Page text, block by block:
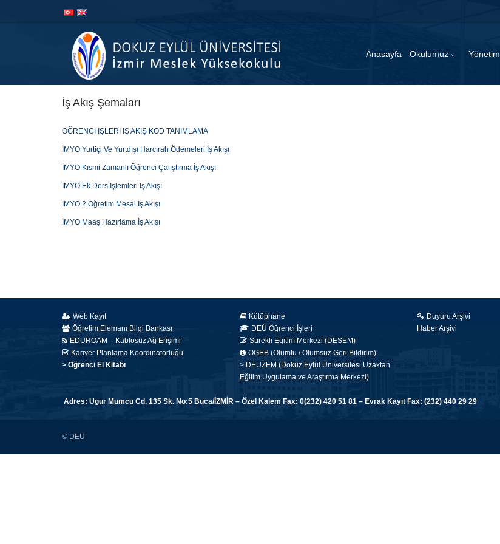
Anasayfa Okulumuz Yönetim
İş Akış Şemaları
ÖĞRENCİ İŞLERİ İŞ AKIŞ KOD TANIMLAMA
İMYO Yurtiçi Ve Yurtdışı Harcırah Ödemeleri İş Akışı
İMYO Kısmi Zamanlı Öğrenci Çalıştırma İş Akışı
İMYO Ek Ders İşlemleri İş Akışı
İMYO 2.Öğretim Mesai İş Akışı
İMYO Maaş Hazırlama İş Akışı
Web Kayıt
Öğretim Elemanı Bilgi Bankası
EDUROAM – Kablosuz Ağ Erişimi
Kariyer Planlama Koordinatörlüğü
> Öğrenci El Kitabı
Kütüphane
DEÜ Öğrenci İşleri
Sürekli Eğitim Merkezi (DESEM)
OGEB (Olumlu / Olumsuz Geri Bildirim)
> DEUZEM (Dokuz Eylül Üniversitesi Uzaktan
Eğitim Uygulama ve Araştırma Merkezi)
Duyuru Arşivi
Haber Arşivi
Adres: Ugur Mumcu Cd. 135 Sk. No:5 Buca/İZMİR – Özel Kalem Fax: 0(232) 420 51 81 – Evrak Kayıt Fax: (232) 440 29 29
© DEU